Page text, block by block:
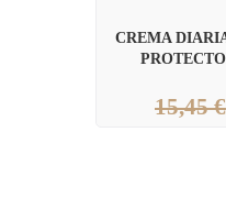
CREMA
15,45 €